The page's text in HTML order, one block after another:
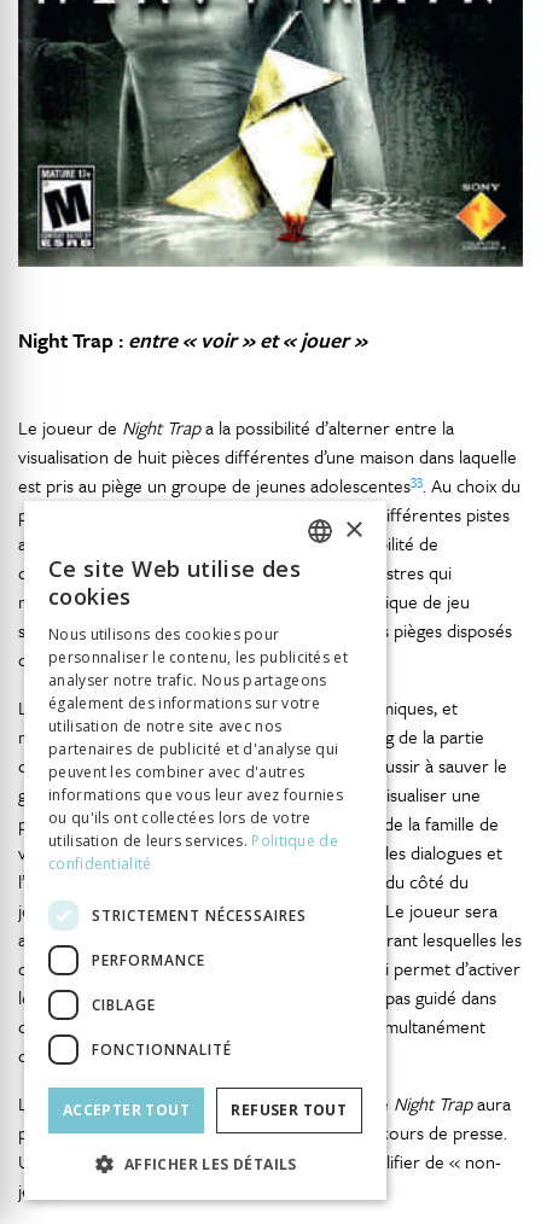
Night Trap : entre « voir » et « jouer »
Le joueur de Night Trapa la possibilité d’alterner entre la
visualisation de huit pièces différentes d’une maison dans laquelle
est pris au piège un groupe de jeunes adolescentes33. Au choix du
point de vue, qui génère une alternance entre différentes pistes
audiovisuelles préenregistrées, s’ajoute la possibilité de
déclencher des pièges visant à capturer les monstres qui
menacent le groupe de jeunes filles. Une mécanique de jeu
supplémentaire vient mettre à mal la fiabilité des pièges disposés
dans chacune des pièces.
Le joueur est donc spectateur de séquences filmiques, et
monteur en un sens, puisqu’il choisit tout au long de la partie
quelle pièce de la maison il va observer. Pour réussir à sauver le
groupe de jeunes adolescentes, il faut pouvoir visualiser une
pièce lorsque apparaissent les sbires au service de la famille de
vampires ; il est également nécessaire de suivre les dialogues et
l’intrigue, afin de savoir quels personnages sont du côté du
joueur, et lesquels sont à la solde des vampires. Le joueur sera
amené à surprendre certaines conversations durant lesquelles les
opposants avouent modifier le code couleur qui permet d’activer
les pièges des différentes salles. Le joueur n’est pas guidé dans
ces différentes tâches, certaines se déployant simultanément
dans diverses pièces du logis.
La posture spectatorielle octroyée au joueur de Night Trapaura
provoqué une résistance manifeste dans les discours de presse.
Un critique deNext Generationva jusqu’à le qualifier de « non-
jeu » :
ITALIAN
×
Ce site Web utilise des
cookies
Nous utilisons des cookies pour
personnaliser le contenu, les publicités et
analyser notre trafic. Nous partageons
également des informations sur votre
utilisation de notre site avec nos
partenaires de publicité et d'analyse qui
peuvent les combiner avec d'autres
informations que vous leur avez fournies
ou qu'ils ont collectées lors de votre
utilisation de leurs services. Politique de
confidentialité
STRICTEMENT NÉCESSAIRES
PERFORMANCE
CIBLAGE
FONCTIONNALITÉ
ACCEPTER TOUT REFUSER TOUT
AFFICHER LES DÉTAILS